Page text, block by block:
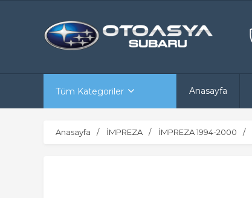
Tüm Kategoriler Anasayfa
Anasayfa İMPREZA İMPREZA 1994-2000